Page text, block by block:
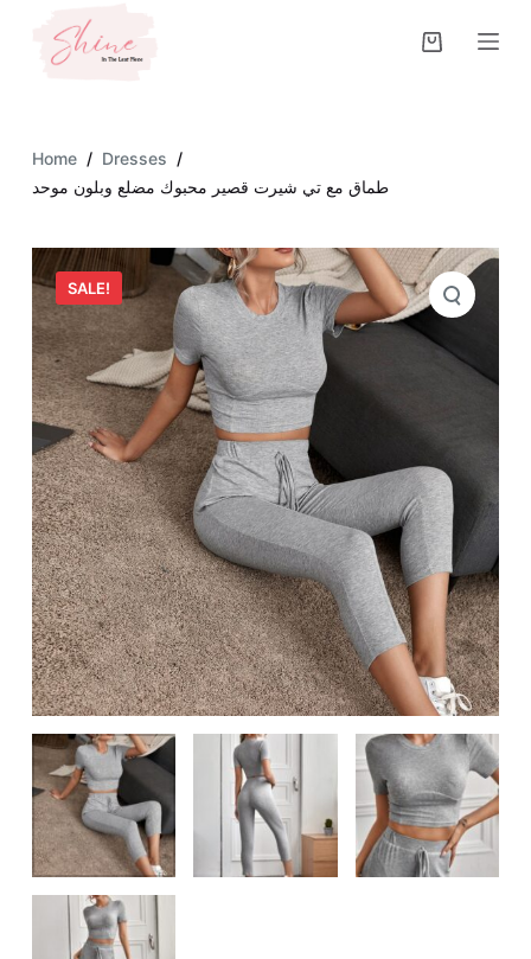
o
o
n
n
Home / Dresses /
طماق مع تي شيرت قصير محبوك مضلع وبلون موحد
SALE!